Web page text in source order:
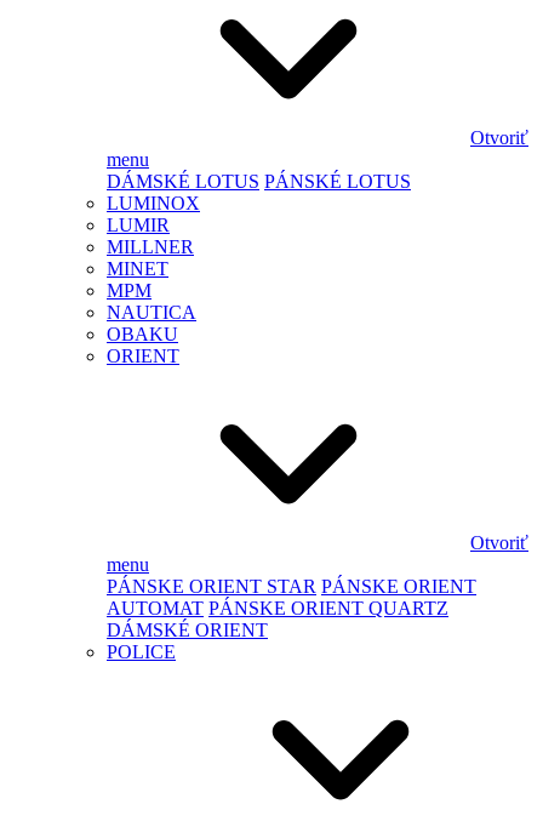
Otvoriť
menu
DÁMSKÉ LOTUS PÁNSKÉ LOTUS
LUMINOX
LUMIR
MILLNER
MINET
MPM
NAUTICA
OBAKU
ORIENT
Otvoriť
menu
PÁNSKE ORIENT STAR PÁNSKE ORIENT
AUTOMAT PÁNSKE ORIENT QUARTZ
DÁMSKÉ ORIENT
POLICE